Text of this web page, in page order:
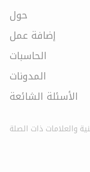
حول
إضافة عمل
الحاسبات
المدونات
الأسئلة الشائعة
والعلامات ذات الصلة